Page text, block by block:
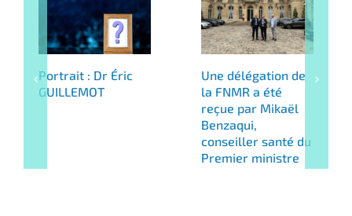
Portrait : Dr Éric
GUILLEMOT
Une délégation de
la FNMR a été
reçue par Mikaël
Benzaqui,
conseiller santé du
Premier ministre